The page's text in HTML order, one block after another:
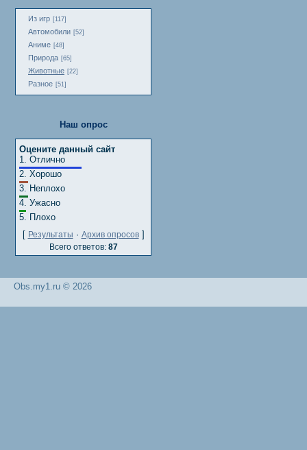
Из игр [117]
Автомобили [52]
Аниме [48]
Природа [65]
Животные [22]
Разное [51]
Наш опрос
Оцените данный сайт
1. Отлично
2. Хорошо
3. Неплохо
4. Ужасно
5. Плохо
[ Результаты · Архив опросов]
Всего ответов: 87
Obs.my1.ru © 2026